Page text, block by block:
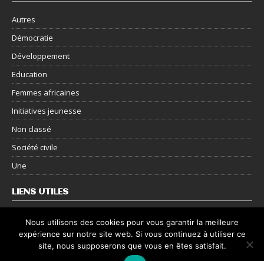
Autres
Démocratie
Développement
Education
Femmes africaines
Initiatives jeunesse
Non classé
Société civile
Une
LIENS UTILES
Nous contacter
Mentions légales
Nous utilisons des cookies pour vous garantir la meilleure
expérience sur notre site web. Si vous continuez à utiliser ce
site, nous supposerons que vous en êtes satisfait.